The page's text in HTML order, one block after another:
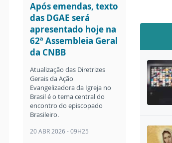
Após emendas, texto
das DGAE será
apresentado hoje na
62ª Assembleia Geral
da CNBB
Atualização das Diretrizes
Gerais da Ação
Evangelizadora da Igreja no
Brasil é o tema central do
encontro do episcopado
Brasileiro.
20 ABR 2026 - 09H25